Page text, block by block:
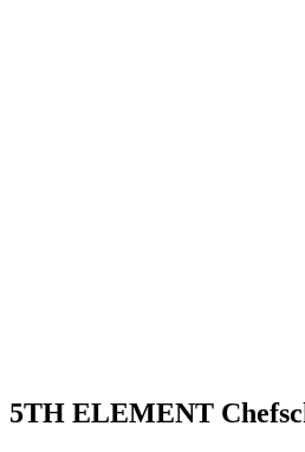
5TH ELEMENT